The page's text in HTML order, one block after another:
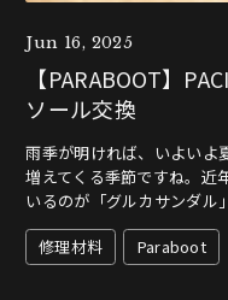
Jun 16, 2025
【PARABOOT】
ソール交換
雨季が明ければ、いよいよ
増えてくる季節ですね。近
いるのが「グルカサンダル
修理材料 Paraboot